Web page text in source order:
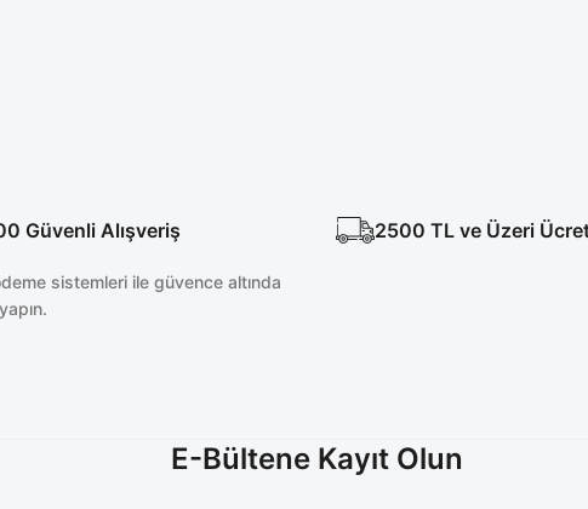
Güvenli Alışveriş
sistemleri ile güvence altında
2500 TL ve Üzeri
E-Bültene Kayıt Olun